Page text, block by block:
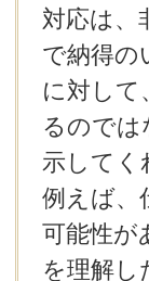
対応は、
で納得の
に対して
るのでは
示してく
例えば、
可能性が
を理解し